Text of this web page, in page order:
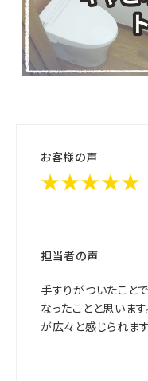
お客様の声
★★★★★
担当者の声
手すりがついたこと
なったことと思いま
が広々と感じられま